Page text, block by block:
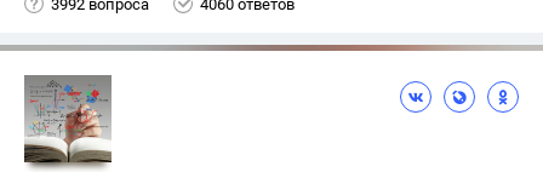
3992 вопроса 4060 ответов